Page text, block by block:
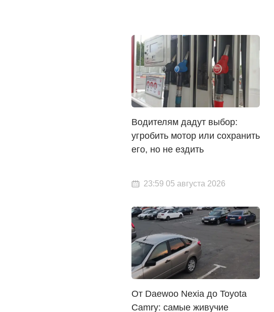
Водителям дадут выбор:
угробить мотор или сохранить
его, но не ездить
23:59 05 августа 2026
От Daewoo Nexia до Toyota
Camry: самые живучие